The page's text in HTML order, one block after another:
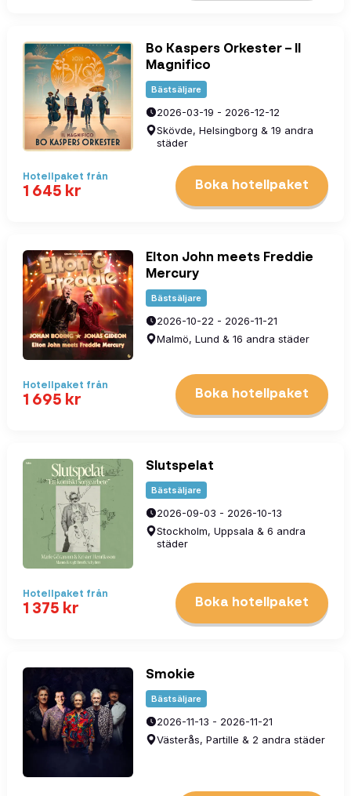
Bo Kaspers Orkester – Il
Magnifico
Bästsäljare
2026-03-19 - 2026-12-12
Skövde, Helsingborg & 19 andra
städer
Hotellpaket från
1 645 kr Boka hotellpaket
Elton John meets Freddie
Mercury
Bästsäljare
2026-10-22 - 2026-11-21
Malmö, Lund & 16 andra städer
Hotellpaket från
1 695 kr Boka hotellpaket
Slutspelat
Bästsäljare
2026-09-03 - 2026-10-13
Stockholm, Uppsala & 6 andra
städer
Hotellpaket från
1 375 kr Boka hotellpaket
Smokie
Bästsäljare
2026-11-13 - 2026-11-21
Västerås, Partille & 2 andra städer